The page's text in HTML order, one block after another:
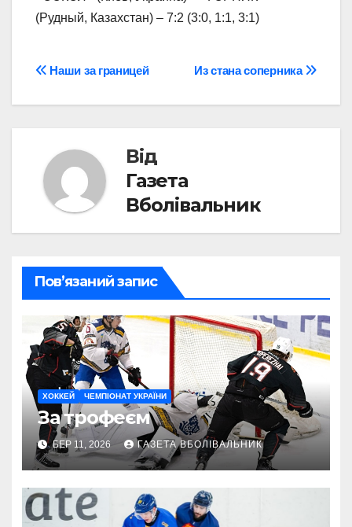
(Рудный, Казахстан) – 7:2 (3:0, 1:1, 3:1)
Навігація
записів
Из стана соперника
Наши за границей
Від
Газета
Вболівальник
Пов’язаний запис
ХОККЕЙ ЧЕМПІОНАТ УКРАЇНИ
За трофеєм
БЕР 11, 2026 ГАЗЕТА ВБОЛІВАЛЬНИК